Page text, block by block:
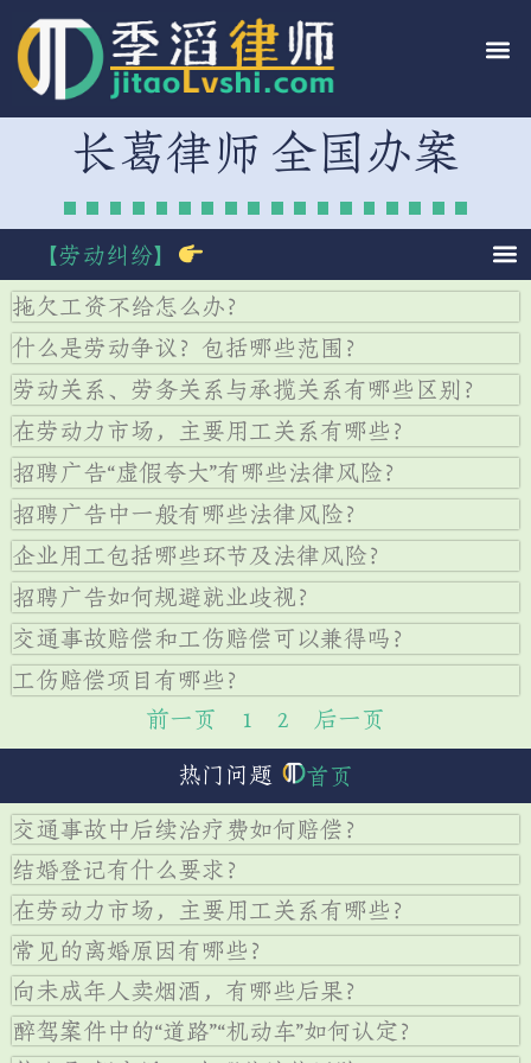
长葛律师 全国办案
【劳动纠纷】
拖欠工资不给怎么办？
什么是劳动争议？包括哪些范围？
劳动关系、劳务关系与承揽关系有哪些区别？
在劳动力市场，主要用工关系有哪些？
招聘广告“虚假夸大”有哪些法律风险？
招聘广告中一般有哪些法律风险？
企业用工包括哪些环节及法律风险？
招聘广告如何规避就业歧视？
交通事故赔偿和工伤赔偿可以兼得吗？
工伤赔偿项目有哪些？
前一页
1 2 后一页
热门问题 首页
交通事故中后续治疗费如何赔偿？
结婚登记有什么要求？
在劳动力市场，主要用工关系有哪些？
常见的离婚原因有哪些？
向未成年人卖烟酒，有哪些后果？
醉驾案件中的“道路”“机动车”如何认定？